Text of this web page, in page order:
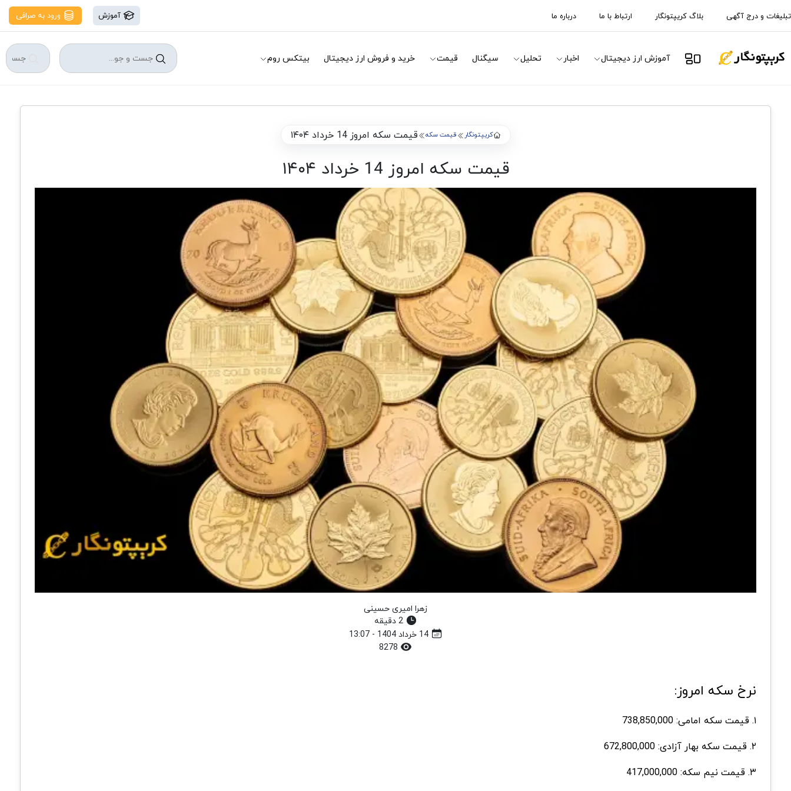
تبلیغات و درج آگهی بلاگ کریپتونگار ارتباط با ما درباره ما آموزش ورود به صرافی
آموزش ارز دیجیتال اخبار تحلیل سیگنال قیمت خرید و فروش ارز دیجیتال بیتکس روم
کریپتونگار قیمت سکه قیمت سکه امروز 14 خرداد ۱۴۰۴
قیمت سکه امروز 14 خرداد ۱۴۰۴
زهرا امیری حسینی
2 دقیقه
14 خرداد 1404 - 13:07
نرخ سکه امروز:
۱. قیمت سکه امامی: 738,850,000
۲. قیمت سکه بهار آزادی: 672,800,000
۳. قیمت نیم سکه: 417,000,000